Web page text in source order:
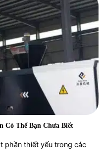
Có Thể Bạn Chưa Biết
phần thiết yếu trong các